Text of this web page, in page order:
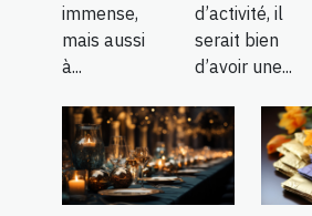
immense,
mais aussi
à...
d’activité, il
serait bien
d’avoir une...